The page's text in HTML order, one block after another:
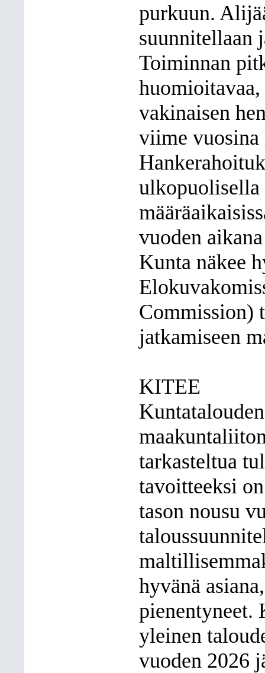
purkuun.
suunnitellaan
Toiminnan
vakinaisen
viime vuosina
ulkopuolisella
vuoden
Kunta näkee
Commission)
jatkamiseen
KITEE
tarkasteltua
tavoitteeksi
tason nousu
hyvänä
pienentyneet.
yleinen
vuoden 2026